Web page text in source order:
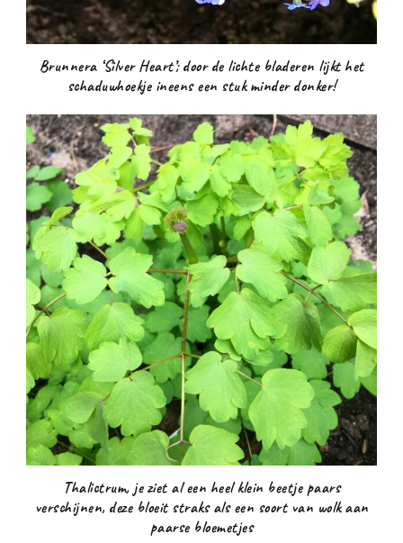
Brunnera ‘Silver Heart’; door de lichte bladeren lijkt het
schaduwhoekje ineens een stuk minder donker!
Thalictrum, je ziet al een heel klein beetje paars
verschijnen, deze bloeit straks als een soort van wolk aan
paarse bloemetjes